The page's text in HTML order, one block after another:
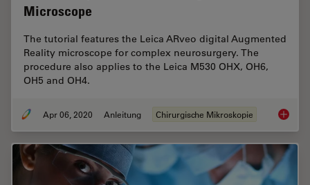
Microscope
The tutorial features the Leica ARveo digital Augmented
Reality microscope for complex neurosurgery. The
procedure also applies to the Leica M530 OHX, OH6,
OH5 and OH4.
Apr 06, 2020 Anleitung Chirurgische Mikroskopie How to